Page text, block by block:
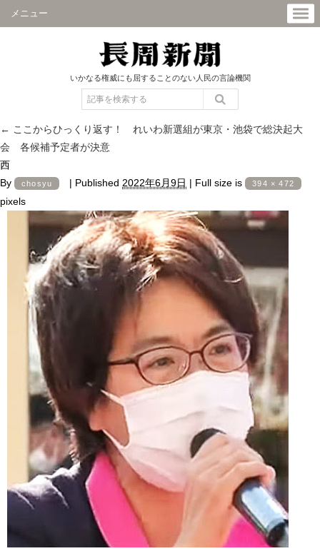
メニュー
いかなる権威にも屈することのない人民の言論機関
← ここからひっくり返す！ れいわ新選組が東京・池袋で総決起大
会 各候補予定者が決意
西
By
chosyu | Published 2022年6月9日 | Full size is 394 × 472
pixels